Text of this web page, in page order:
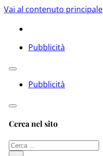
Vai al contenuto principale
Pubblicità
Pubblicità
Cerca nel sito
Cerca